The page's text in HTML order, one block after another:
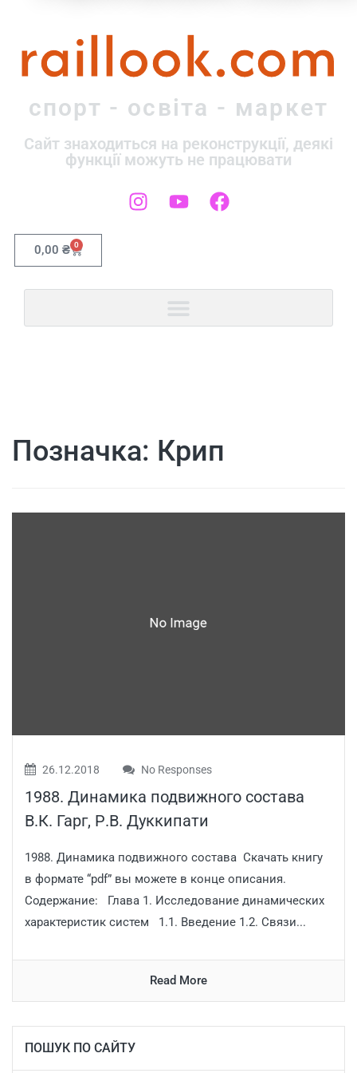
raillook.com
спорт - освіта - маркет
Сайт знаходиться на реконструкції, деякі
функції можуть не працювати
0,00 ₴ 0
Позначка: Крип
26.12.2018 No Responses
1988. Динамика подвижного состава
В.К. Гарг, Р.В. Дуккипати
1988. Динамика подвижного состава Скачать книгу
в формате “pdf” вы можете в конце описания.
Содержание: Глава 1. Исследование динамических
характеристик систем 1.1. Введение 1.2. Связи...
Read More
ПОШУК ПО САЙТУ